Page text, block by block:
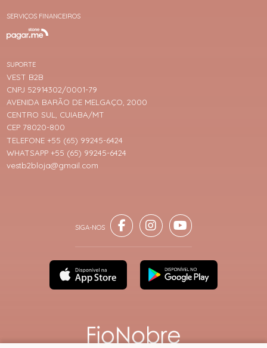
SERVIÇOS FINANCEIROS
SUPORTE
VEST B2B
CNPJ 52914302/0001-79
AVENIDA BARÃO DE MELGAÇO, 2000
CENTRO SUL, CUIABA/MT
CEP 78020-800
TELEFONE +55 (65) 99245-6424
WHATSAPP +55 (65) 99245-6424
vestb2bloja@gmail.com